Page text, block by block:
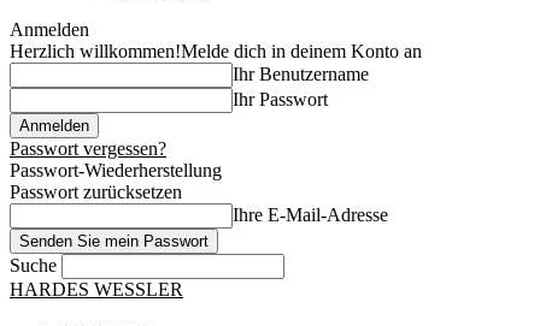
Anmelden
Herzlich willkommen!Melde dich in deinem Konto an
Ihr Benutzername
Ihr Passwort
Passwort vergessen?
Passwort-Wiederherstellung
Passwort zurücksetzen
Ihre E-Mail-Adresse
Suche
HARDES WESSLER